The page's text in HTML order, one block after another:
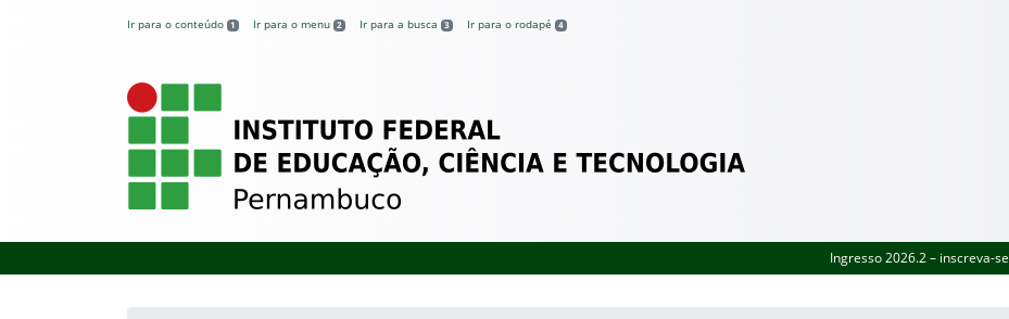
Ir para o conteúdo 1 Ir para o menu 2 Ir para a busca 3 Ir para o rodapé 4
IFPE – Instituto Federal de Pernambuco
Ingresso 2026.2 – inscreva-se